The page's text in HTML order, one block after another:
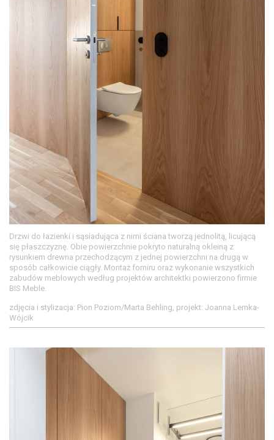
Drzwi do łazienki i sąsiadująca z nimi ściana tworzą jednolitą, licującą
się płaszczyznę. Obie powierzchnie pokryto naturalną okleiną z
rysunkiem drewna przechodzącym z jednej powierzchni na drugą w
sposób całkowicie ciągły. Montaż forniru oraz wykonanie wszystkich
zabudów meblowych według projektów architektki powierzono firmie
BIS Meble.
zdjęcia i stylizacja: Pion Poziom/Marta Behling, projekt: Joanna Lemka-
Wójcik